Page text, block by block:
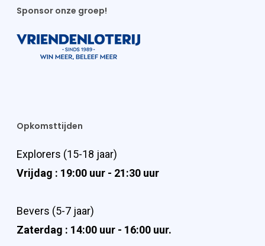
Sponsor onze groep!
Opkomsttijden
Explorers (15-18 jaar)
Vrijdag : 19:00 uur - 21:30 uur
Bevers (5-7 jaar)
Zaterdag : 14:00 uur - 16:00 uur.